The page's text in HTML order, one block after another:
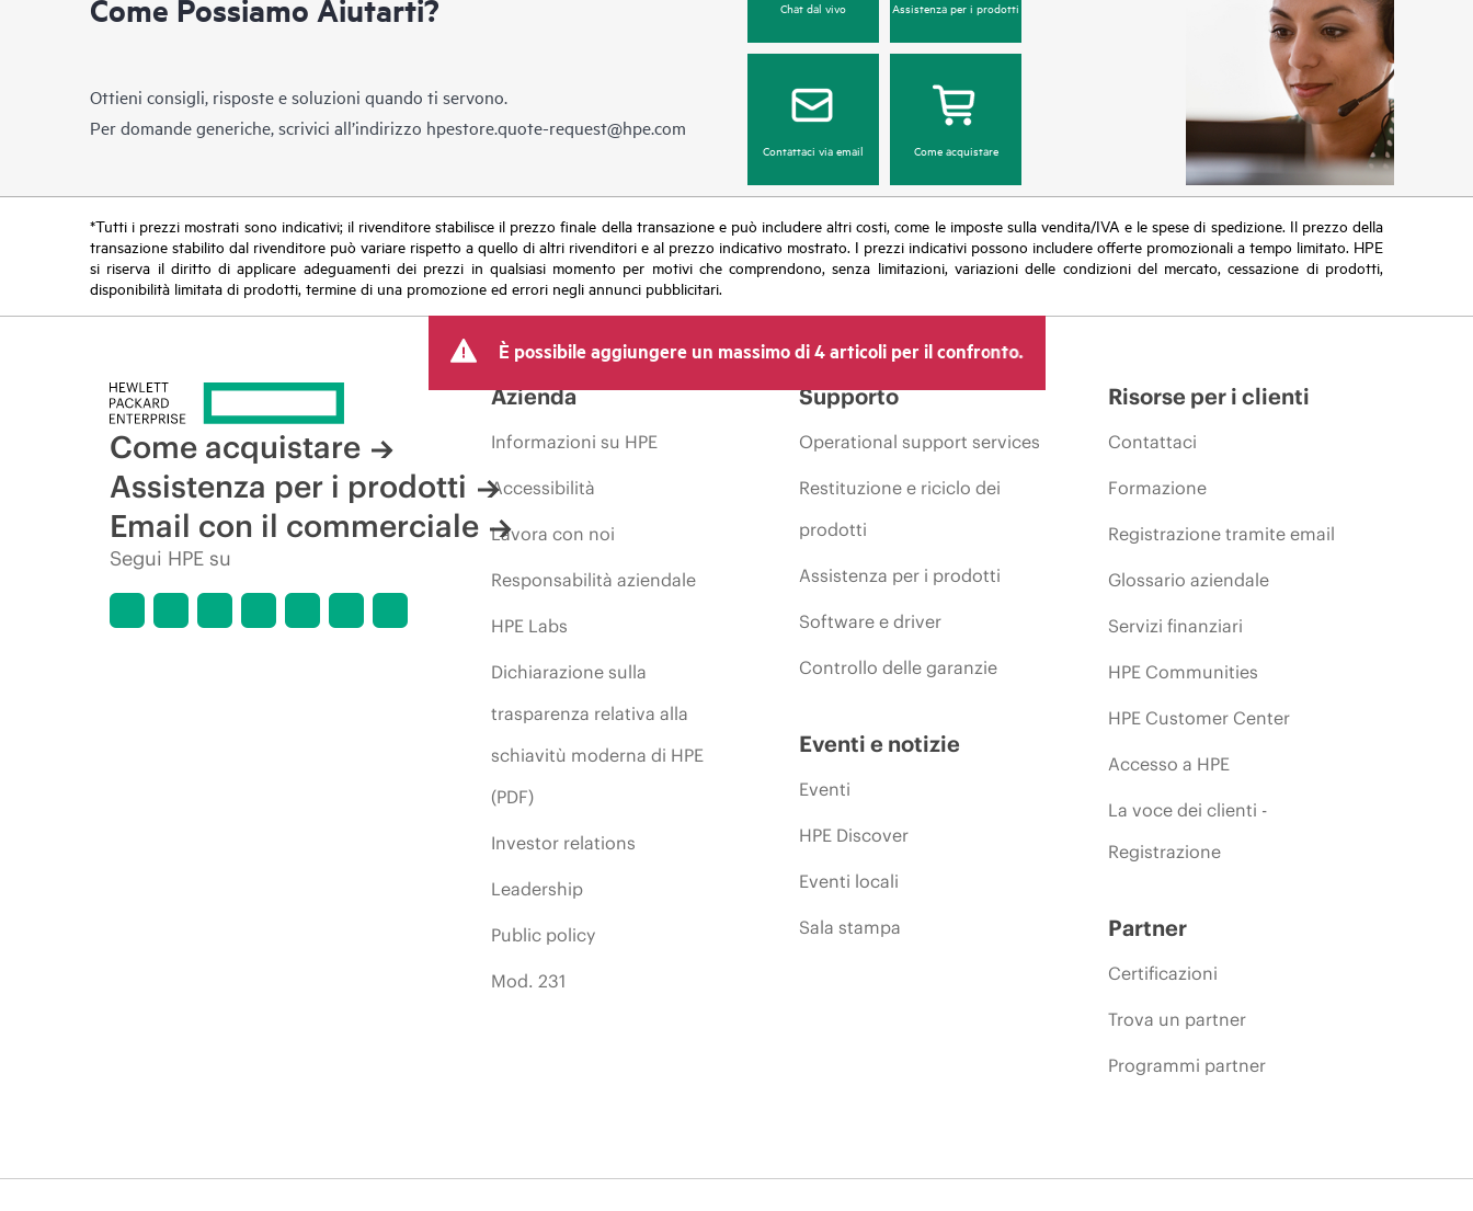
• HPE Foundation Care CTR Service
Come Possiamo Aiutarti?
Ottieni consigli, risposte e soluzioni quando ti servono.
Per domande generiche, scrivici all’indirizzo hpestore.quote-request@hpe.com
Chat dal vivo Assistenza per i prodotti
Contattaci via email Come acquistare
*Tutti i prezzi mostrati sono indicativi; il rivenditore stabilisce il prezzo finale della transazione e può includere altri costi, come le imposte sulla vendita/IVA e le spese di spedizione. Il prezzo della
transazione stabilito dal rivenditore può variare rispetto a quello di altri rivenditori e al prezzo indicativo mostrato. I prezzi indicativi possono includere offerte promozionali a tempo limitato. HPE
si riserva il diritto di applicare adeguamenti dei prezzi in qualsiasi momento per motivi che comprendono, senza limitazioni, variazioni delle condizioni del mercato, cessazione di prodotti,
disponibilità limitata di prodotti, termine di una promozione ed errori negli annunci pubblicitari.
È possibile aggiungere un massimo di 4 articoli per il confronto.
Come acquistare
Assistenza per i prodotti
Email con il commerciale
Segui HPE su
Azienda
Informazioni su HPE
Accessibilità
Lavora con noi
Responsabilità aziendale
HPE Labs
Dichiarazione sulla
trasparenza relativa alla
schiavitù moderna di HPE
(PDF)
Investor relations
Leadership
Public policy
Mod. 231
Supporto
Operational support services
Restituzione e riciclo dei
prodotti
Assistenza per i prodotti
Software e driver
Controllo delle garanzie
Eventi e notizie
Eventi
HPE Discover
Eventi locali
Sala stampa
Risorse per i clienti
Contattaci
Formazione
Registrazione tramite email
Glossario aziendale
Servizi finanziari
HPE Communities
HPE Customer Center
Accesso a HPE
La voce dei clienti -
Registrazione
Partner
Certificazioni
Trova un partner
Programmi partner